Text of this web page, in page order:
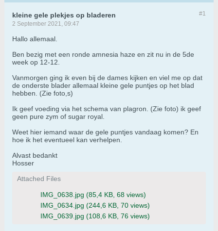
#1
kleine gele plekjes op bladeren
2 September 2021, 09:47
Hallo allemaal.
Ben bezig met een ronde amnesia haze en zit nu in de 5de
week op 12-12.
Vanmorgen ging ik even bij de dames kijken en viel me op dat
de onderste blader allemaal kleine gele puntjes op het blad
hebben. (Zie foto,s)
Ik geef voeding via het schema van plagron. (Zie foto) ik geef
geen pure zym of sugar royal.
Weet hier iemand waar de gele puntjes vandaag komen? En
hoe ik het eventueel kan verhelpen.
Alvast bedankt
Hosser
Attached Files
IMG_0638.jpg (85,4 KB, 68 views)
IMG_0634.jpg (244,6 KB, 70 views)
IMG_0639.jpg (108,6 KB, 76 views)